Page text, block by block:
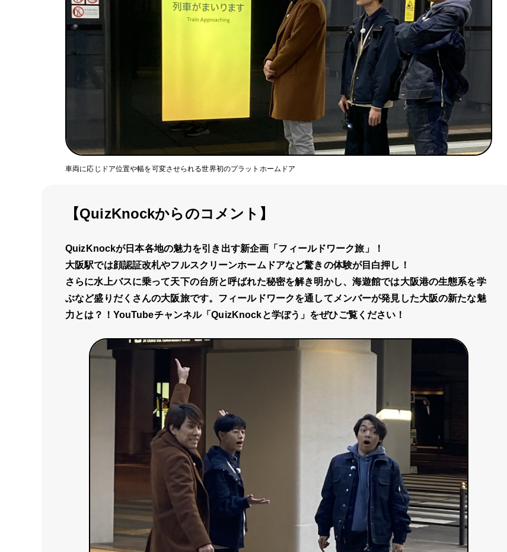
車両に応じドア位置や幅を可変させられる世界初のプラットホームドア
【QuizKnockからのコメント】
QuizKnockが日本各地の魅力を引き出す新企画「フィールドワーク旅」！
大阪駅では顔認証改札やフルスクリーンホームドアなど驚きの体験が目白押し！
さらに水上バスに乗って天下の台所と呼ばれた秘密を解き明かし、海遊館では大阪港の生態系を学
ぶなど盛りだくさんの大阪旅です。フィールドワークを通してメンバーが発見した大阪の新たな魅
力とは？！YouTubeチャンネル「QuizKnockと学ぼう」をぜひご覧ください！